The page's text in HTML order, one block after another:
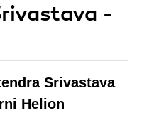
-
Srivastava
Helion